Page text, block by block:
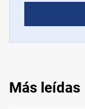
Más leídas